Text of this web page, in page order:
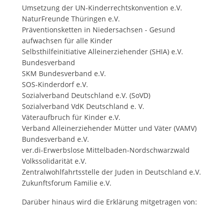
Umsetzung der UN-Kinderrechtskonvention e.V.
NaturFreunde Thüringen e.V.
Präventionsketten in Niedersachsen - Gesund
aufwachsen für alle Kinder
Selbsthilfeinitiative Alleinerziehender (SHIA) e.V.
Bundesverband
SKM Bundesverband e.V.
SOS-Kinderdorf e.V.
Sozialverband Deutschland e.V. (SoVD)
Sozialverband VdK Deutschland e. V.
Väteraufbruch für Kinder e.V.
Verband Alleinerziehender Mütter und Väter (VAMV)
Bundesverband e.V.
ver.di-Erwerbslose Mittelbaden-Nordschwarzwald
Volkssolidarität e.V.
Zentralwohlfahrtsstelle der Juden in Deutschland e.V.
Zukunftsforum Familie e.V.
Darüber hinaus wird die Erklärung mitgetragen von: